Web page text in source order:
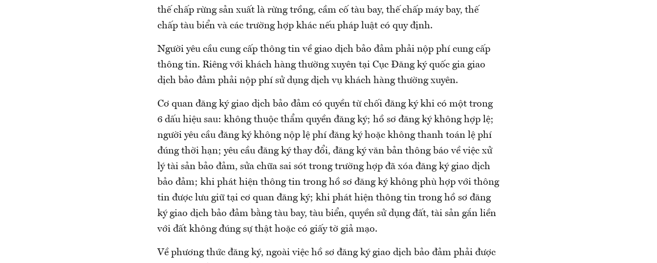
thế chấp rừng sản xuất là rừng trồng, cầm cố tàu bay, thế chấp máy bay, thế
chấp tàu biển và các trường hợp khác nếu pháp luật có quy định.
Người yêu cầu cung cấp thông tin về giao dịch bảo đảm phải nộp phí cung cấp
thông tin. Riêng với khách hàng thường xuyên tại Cục Đăng ký quốc gia giao
dịch bảo đảm phải nộp phí sử dụng dịch vụ khách hàng thường xuyên.
Cơ quan đăng ký giao dịch bảo đảm có quyền từ chối đăng ký khi có một trong
6 dấu hiệu sau: không thuộc thẩm quyền đăng ký; hồ sơ đăng ký không hợp lệ;
người yêu cầu đăng ký không nộp lệ phí đăng ký hoặc không thanh toán lệ phí
đúng thời hạn; yêu cầu đăng ký thay đổi, đăng ký văn bản thông báo về việc xử
lý tài sản bảo đảm, sửa chữa sai sót trong trường hợp đã xóa đăng ký giao dịch
bảo đảm; khi phát hiện thông tin trong hồ sơ đăng ký không phù hợp với thông
tin được lưu giữ tại cơ quan đăng ký; khi phát hiện thông tin trong hồ sơ đăng
ký giao dịch bảo đảm bằng tàu bay, tàu biển, quyền sử dụng đất, tài sản gắn liền
với đất không đúng sự thật hoặc có giấy tờ giả mạo.
Về phương thức đăng ký, ngoài việc hồ sơ đăng ký giao dịch bảo đảm phải được